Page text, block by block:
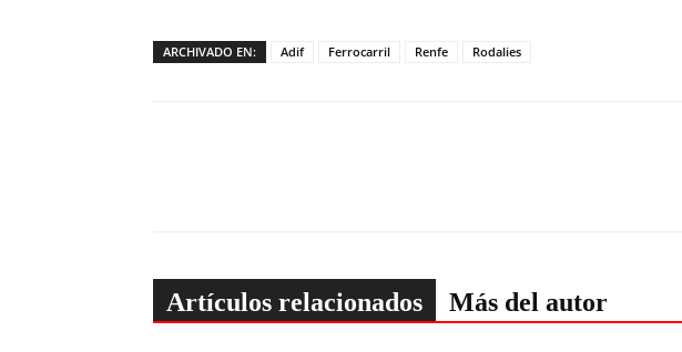
ARCHIVADO EN: Adif Ferrocarril Renfe Rodalies
Artículos relacionados Más del autor